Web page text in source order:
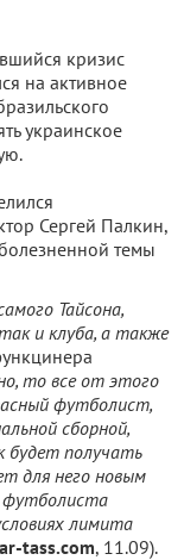
кризис
на активное
украинское
Сергей Палкин,
темы
Тайсона,
и клуба, а также
то все от этого
футболист,
сборной,
будет получать
для него новым
футболиста
лимита
tass.com, 11.09).